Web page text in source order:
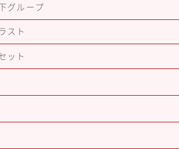
グループ
スト
ット